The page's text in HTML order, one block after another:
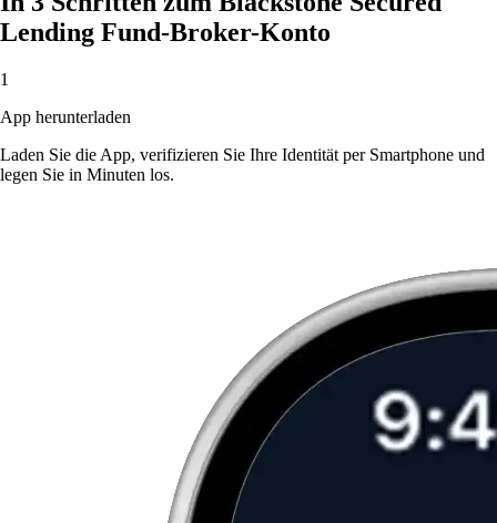
Lending Fund-Broker-Konto
1
App herunterladen
Laden Sie die App, verifizieren Sie Ihre Identität per Smartphone und
legen Sie in Minuten los.